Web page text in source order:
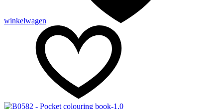
winkelwagen